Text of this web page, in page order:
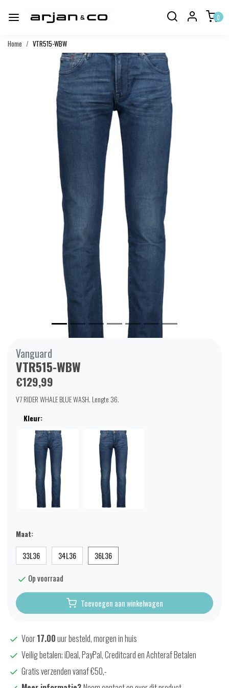
0
Home VTR515-WBW
Vanguard
VTR515-WBW
€129,99
V7 RIDER WHALE BLUE WASH. Lengte 36.
Kleur:
Maat:
33L36 34L36 36L36
Op voorraad
Toevoegen aan winkelwagen
Voor17.00uur besteld, morgen in huis
Veilig betalen; iDeal, PayPal, Creditcard en Achteraf Betalen
Gratis verzenden vanaf €50,-